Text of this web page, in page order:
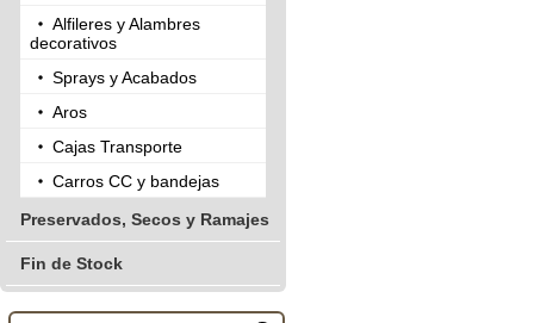
Alfileres y Alambres
decorativos
Sprays y Acabados
Aros
Cajas Transporte
Carros CC y bandejas
Preservados, Secos y Ramajes
Fin de Stock